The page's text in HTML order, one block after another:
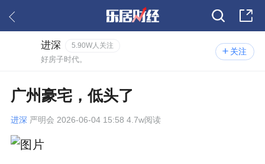
关注
进深 5.90W人关注
好房子时代。
广州豪宅，低头了
进深 严明会 2026-06-04 15:58 4.7w阅读